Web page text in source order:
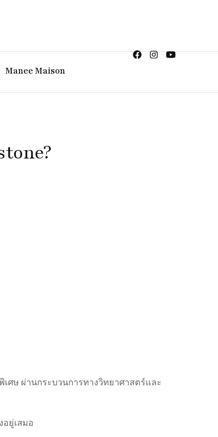
ญิง จิวเวลรี จันทบุรี
Manee Maison
ศษ ผ่านกระบวนการทางวิทยาศาสตร์และ
ยู่เสมอ